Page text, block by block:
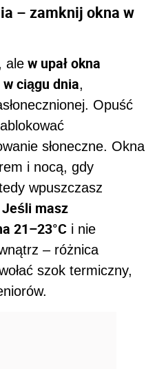
– zamknij okna w
ale w upał okna
ciągu dnia,
Opuść
słoneczne. Okna
i nocą, gdy
wpuszczasz
Jeśli masz
21–23°C i nie
– różnica
szok termiczny,